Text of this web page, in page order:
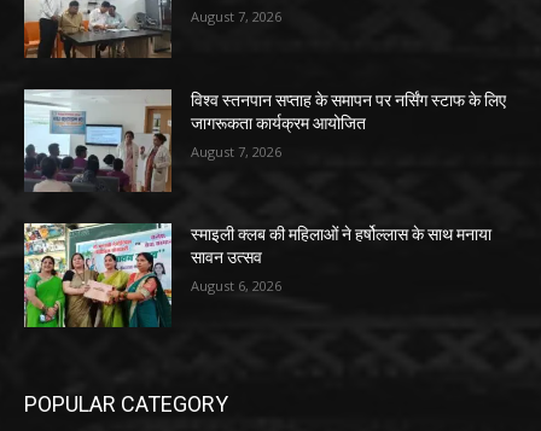
August 7, 2026
विश्व स्तनपान सप्ताह के समापन पर नर्सिंग स्टाफ के लिए
जागरूकता कार्यक्रम आयोजित
August 7, 2026
स्माइली क्लब की महिलाओं ने हर्षोल्लास के साथ मनाया
सावन उत्सव
August 6, 2026
POPULAR CATEGORY